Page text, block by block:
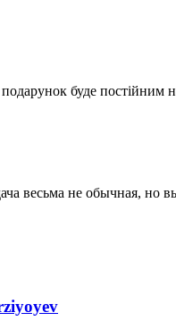
буде
весьма не обычная, но